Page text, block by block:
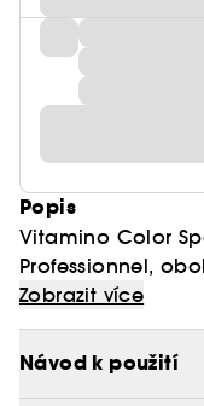
Popis
Vitamino Color
Professionnel,
kyselinu
zářivost barvy již
100 dní.*
Zobrazit více
Návod k použití